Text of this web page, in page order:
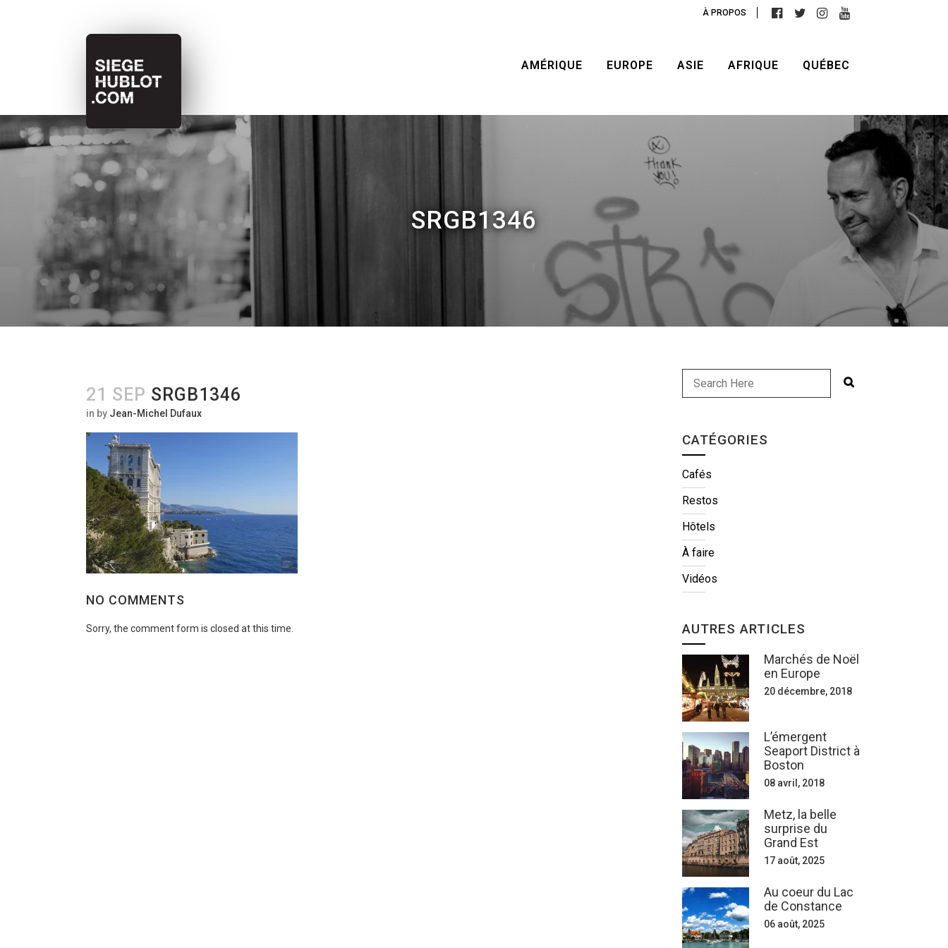
À PROPOS
AMÉRIQUE EUROPE ASIE AFRIQUE QUÉBEC
SRGB1346
21 SEP SRGB1346
in by Jean-Michel Dufaux
NO COMMENTS
Sorry, the comment form is closed at this time.
CATÉGORIES
Cafés
Restos
Hôtels
À faire
Vidéos
AUTRES ARTICLES
Marchés de Noël
en Europe
20 décembre, 2018
L’émergent
Seaport District à
Boston
08 avril, 2018
Metz, la belle
surprise du
Grand Est
17 août, 2025
Au coeur du Lac
de Constance
06 août, 2025